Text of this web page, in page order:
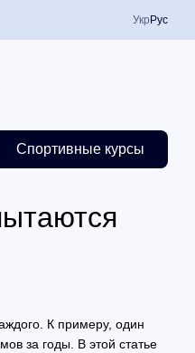
Укр Рус
Спортивные курсы
К примеру, один
за годы. В этой статье